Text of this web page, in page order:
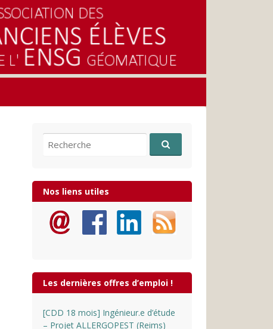
Recherche pour:
Nos liens utiles
Les dernières offres d’emploi !
[CDD 18 mois] Ingénieur.e d’étude
– Projet ALLERGOPEST (Reims)